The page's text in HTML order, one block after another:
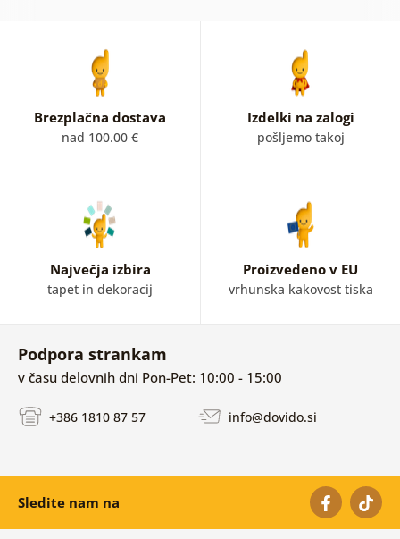
Brezplačna dostava
nad 100.00 €
Izdelki na zalogi
pošljemo takoj
Največja izbira
tapet in dekoracij
Proizvedeno v EU
vrhunska kakovost tiska
Podpora strankam
v času delovnih dni Pon-Pet: 10:00 - 15:00
+386 1810 87 57 info@dovido.si
Sledite nam na